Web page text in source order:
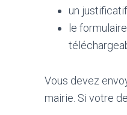
un
le
Vous devez
mairie. Si votre